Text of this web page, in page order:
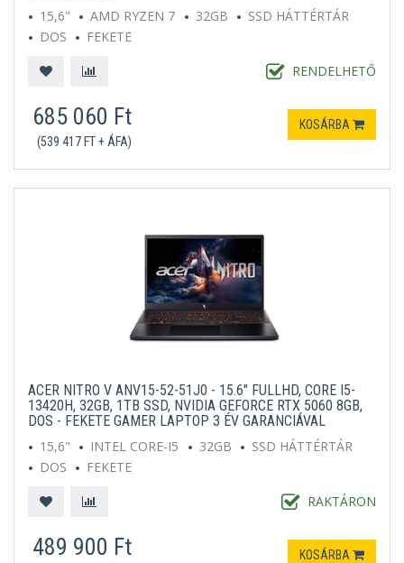
15,6"
AMD RYZEN 7 32GB
SSD HÁTTÉRTÁR
DOS
FEKETE
RENDELHETŐ
685 060 Ft
(539 417 FT + ÁFA)
KOSÁRBA
ACER NITRO V ANV15-52-51J0 - 15.6" FULLHD, CORE I5-
13420H, 32GB, 1TB SSD, NVIDIA GEFORCE RTX 5060 8GB,
DOS - FEKETE GAMER LAPTOP 3 ÉV GARANCIÁVAL
15,6"
INTEL CORE-I5 32GB
SSD HÁTTÉRTÁR
DOS
FEKETE
RAKTÁRON
489 900 Ft KOSÁRBA